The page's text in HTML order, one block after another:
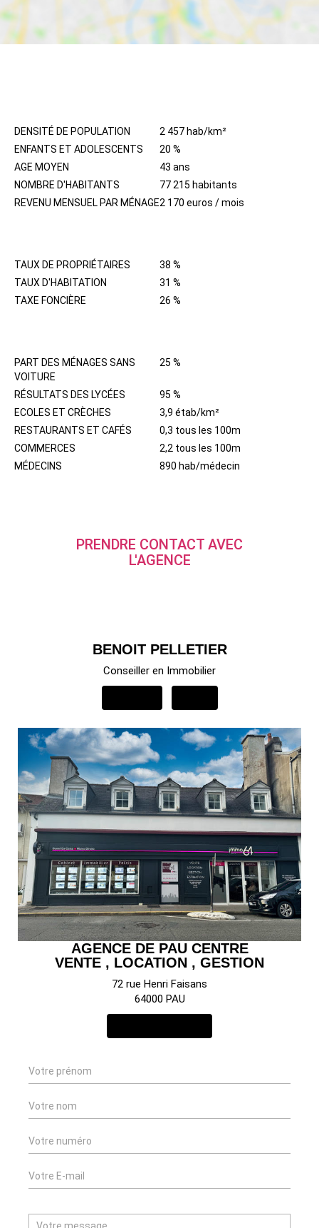
DENSITÉ DE POPULATION
2 457 hab/km²
ENFANTS ET ADOLESCENTS
20 %
AGE MOYEN
43 ans
NOMBRE D'HABITANTS
77 215 habitants
REVENU MENSUEL PAR MÉNAGE2 170 euros / mois
TAUX DE PROPRIÉTAIRES
38 %
TAUX D'HABITATION
31 %
TAXE FONCIÈRE
26 %
PART DES MÉNAGES SANS
VOITURE
25 %
RÉSULTATS DES LYCÉES
95 %
ECOLES ET CRÈCHES
3,9 étab/km²
RESTAURANTS ET CAFÉS
0,3 tous les 100m
COMMERCES
2,2 tous les 100m
MÉDECINS
890 hab/médecin
PRENDRE CONTACT AVEC
L'AGENCE
BENOIT PELLETIER
Conseiller en Immobilier
AGENCE DE PAU CENTRE
VENTE , LOCATION , GESTION
72 rue Henri Faisans
64000 PAU